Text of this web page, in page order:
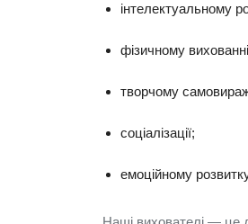
інтелектуальному
фізичному
творчому
соціалізації;
емоційному